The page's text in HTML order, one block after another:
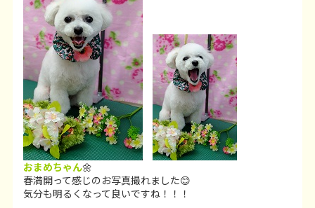
おまめちゃん🌼
春満開って感じのお写真撮れました😊
気分も明るくなって良いですね！！！